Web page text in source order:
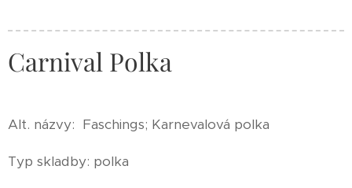
Carnival Polka
Alt. názvy: Faschings; Karnevalová polka
Typ skladby: polka